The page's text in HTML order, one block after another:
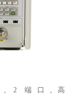
仪, 2 端口,高